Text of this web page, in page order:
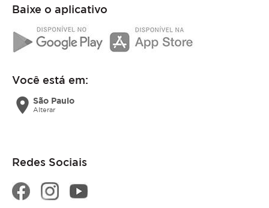
Baixe o aplicativo
Você está em:
location_on São Paulo
Alterar
Redes Sociais